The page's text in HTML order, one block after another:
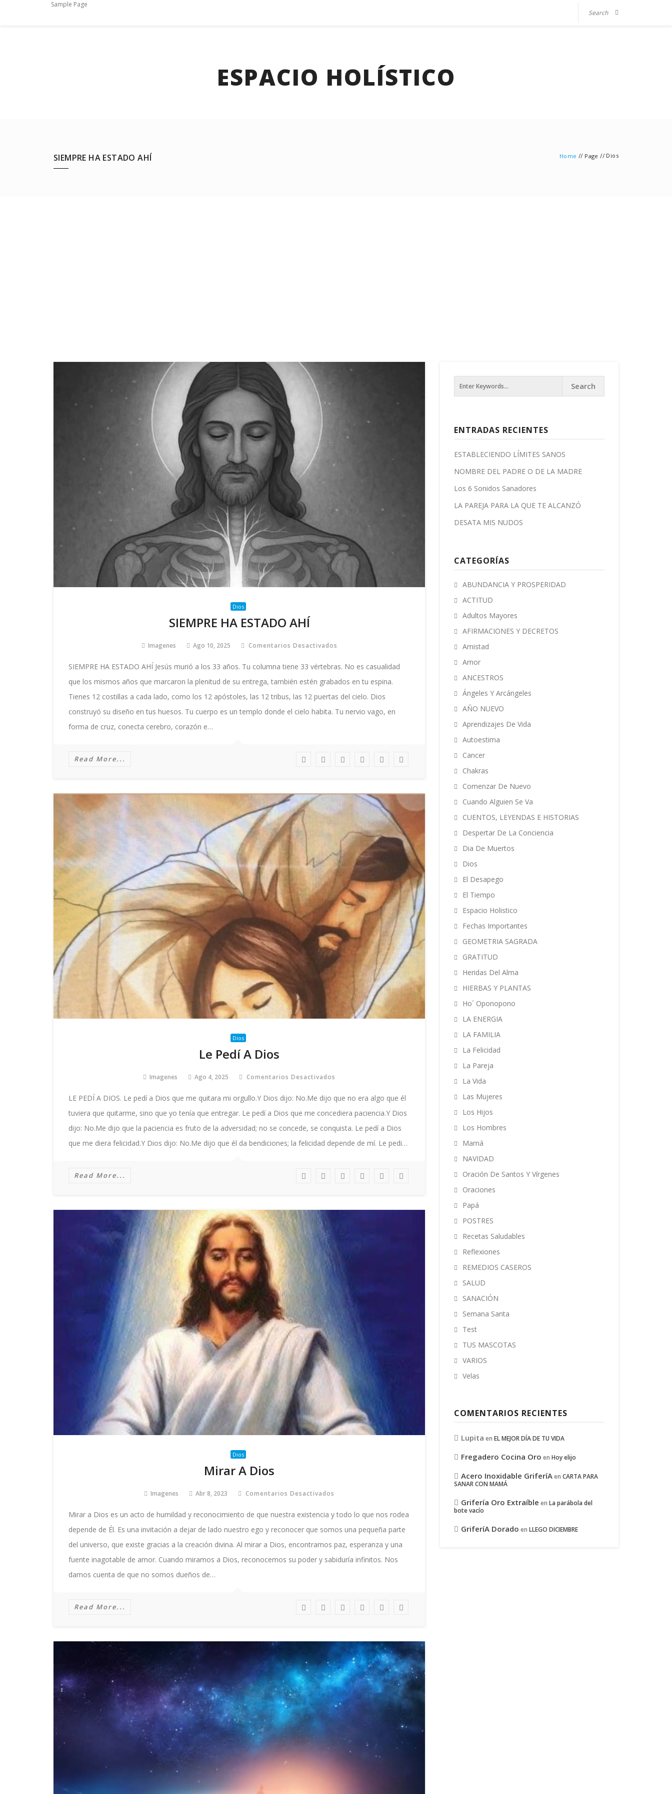
Sample Page
ESPACIO HOLÍSTICO
SIEMPRE HA ESTADO AHÍ Home // Page // Dios
Dios
SIEMPRE HA ESTADO AHÍ
Imagenes Ago 10, 2025 Comentarios Desactivados
ESTADO
SIEMPRE HA ESTADO AHÍ Jesús murió a los 33 años. Tu columna tiene 33 vértebras. No es casualidad
que los mismos años que marcaron la plenitud de su entrega, también estén grabados en tu espina.
Tienes 12 costillas a cada lado, como los 12 apóstoles, las 12 tribus, las 12 puertas del cielo. Dios
construyó su diseño en tus huesos. Tu cuerpo es un templo donde el cielo habita. Tu nervio vago, en
forma de cruz, conecta cerebro, corazón e…
Read More...
Dios
Le Pedí A Dios
Imagenes Ago 4, 2025 Comentarios Desactivados
A
LE PEDÍ A DIOS. Le pedí a Dios que me quitara mi orgullo.Y Dios dijo: No.Me dijo que no era algo que él
tuviera que quitarme, sino que yo tenía que entregar. Le pedí a Dios que me concediera paciencia.Y Dios
dijo: No.Me dijo que la paciencia es fruto de la adversidad; no se concede, se conquista. Le pedí a Dios
que me diera felicidad.Y Dios dijo: No.Me dijo que él da bendiciones; la felicidad depende de mí. Le pedi…
Read More...
Dios
Mirar A Dios
Imagenes Abr 8, 2023 Comentarios Desactivados
Dios
Mirar a Dios es un acto de humildad y reconocimiento de que nuestra existencia y todo lo que nos rodea
depende de Él. Es una invitación a dejar de lado nuestro ego y reconocer que somos una pequeña parte
del universo, que existe gracias a la creación divina. Al mirar a Dios, encontramos paz, esperanza y una
fuente inagotable de amor. Cuando miramos a Dios, reconocemos su poder y sabiduría infinitos. Nos
damos cuenta de que no somos dueños de…
Read More...
ENTRADAS RECIENTES
ESTABLECIENDO LÍMITES SANOS
NOMBRE DEL PADRE O DE LA MADRE
Los 6 Sonidos Sanadores
LA PAREJA PARA LA QUE TE ALCANZÓ
DESATA MIS NUDOS
CATEGORÍAS
ABUNDANCIA Y PROSPERIDAD
ACTITUD
Adultos Mayores
AFIRMACIONES Y DECRETOS
Amistad
Amor
ANCESTROS
Ángeles Y Arcángeles
AÑO NUEVO
Aprendizajes De Vida
Autoestima
Cancer
Chakras
Comenzar De Nuevo
Cuando Alguien Se Va
CUENTOS, LEYENDAS E HISTORIAS
Despertar De La Conciencia
Dia De Muertos
Dios
El Desapego
El Tiempo
Espacio Holistico
Fechas Importantes
GEOMETRIA SAGRADA
GRATITUD
Heridas Del Alma
HIERBAS Y PLANTAS
Ho´ Oponopono
LA ENERGIA
LA FAMILIA
La Felicidad
La Pareja
La Vida
Las Mujeres
Los Hijos
Los Hombres
Mamá
NAVIDAD
Oración De Santos Y Vírgenes
Oraciones
Papá
POSTRES
Recetas Saludables
Reflexiones
REMEDIOS CASEROS
SALUD
SANACIÓN
Semana Santa
Test
TUS MASCOTAS
VARIOS
Velas
COMENTARIOS RECIENTES
Lupita enEL MEJOR DÍA DE TU VIDA
Fregadero Cocina Oro enHoy elijo
Acero Inoxidable GriferíAenCARTA PARA
SANAR CON MAMÁ
Grifería Oro Extraíble enLa parábola del
bote vacío
GriferíA Dorado enLLEGO DICIEMBRE